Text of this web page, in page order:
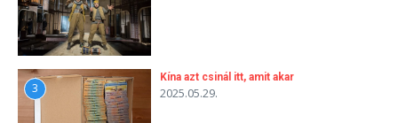
3
Kína azt csinál itt, amit akar
2025.05.29.